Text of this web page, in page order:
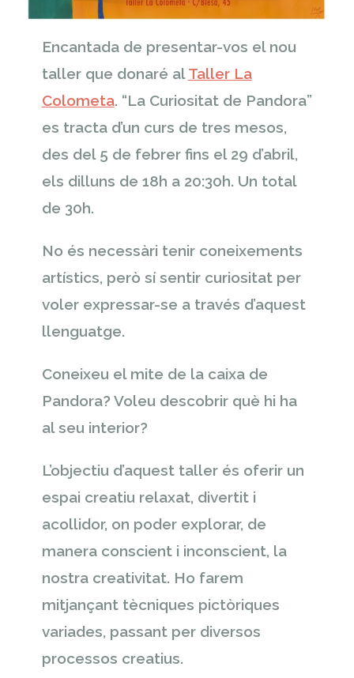
Encantada de presentar-vos el nou
taller que donaré alTaller La
Colometa. “La Curiositat de Pandora”
es tracta d’un curs de tres mesos,
des del 5 de febrer fins el 29 d’abril,
els dilluns de 18h a 20:30h. Un total
de 30h.
No és necessàri tenir coneixements
artístics, però sí sentir curiositat per
voler expressar-se a través d’aquest
llenguatge.
Coneixeu el mite de la caixa de
Pandora? Voleu descobrir què hi ha
al seu interior?
L’objectiu d’aquest taller és oferir un
espai creatiu relaxat, divertit i
acollidor, on poder explorar, de
manera conscient i inconscient, la
nostra creativitat. Ho farem
mitjançant tècniques pictòriques
variades, passant per diversos
processos creatius.